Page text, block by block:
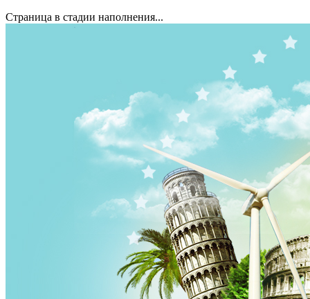
Страница в стадии наполнения...